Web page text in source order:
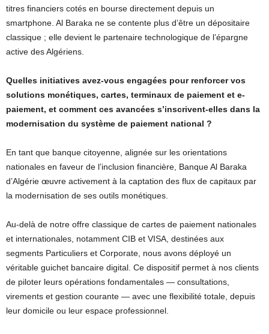
titres financiers cotés en bourse directement depuis un
smartphone. Al Baraka ne se contente plus d’être un dépositaire
classique ; elle devient le partenaire technologique de l’épargne
active des Algériens.
Quelles initiatives avez-vous engagées pour renforcer vos
solutions monétiques, cartes, terminaux de paiement et e-
paiement, et comment ces avancées s’inscrivent-elles dans la
modernisation du système de paiement national ?
En tant que banque citoyenne, alignée sur les orientations
nationales en faveur de l’inclusion financière, Banque Al Baraka
d’Algérie œuvre activement à la captation des flux de capitaux par
la modernisation de ses outils monétiques.
Au-delà de notre offre classique de cartes de paiement nationales
et internationales, notamment CIB et VISA, destinées aux
segments Particuliers et Corporate, nous avons déployé un
véritable guichet bancaire digital. Ce dispositif permet à nos clients
de piloter leurs opérations fondamentales — consultations,
virements et gestion courante — avec une flexibilité totale, depuis
leur domicile ou leur espace professionnel.